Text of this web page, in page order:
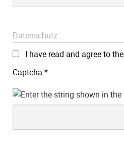
Datenschutz
I have read and agree to the
Captcha *